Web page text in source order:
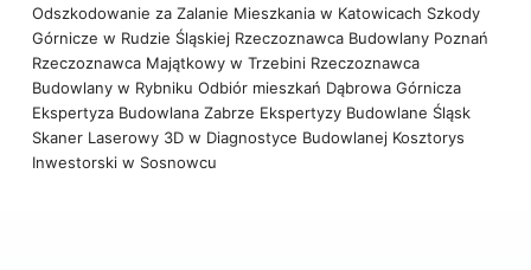
Odszkodowanie za Zalanie Mieszkania w Katowicach Szkody
Górnicze w Rudzie Śląskiej Rzeczoznawca Budowlany Poznań
Rzeczoznawca Majątkowy w Trzebini Rzeczoznawca
Budowlany w Rybniku Odbiór mieszkań Dąbrowa Górnicza
Ekspertyza Budowlana Zabrze Ekspertyzy Budowlane Śląsk
Skaner Laserowy 3D w Diagnostyce Budowlanej Kosztorys
Inwestorski w Sosnowcu